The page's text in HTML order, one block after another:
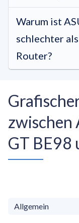
Warum ist
schlechter
Router?
zwischen
GT BE98